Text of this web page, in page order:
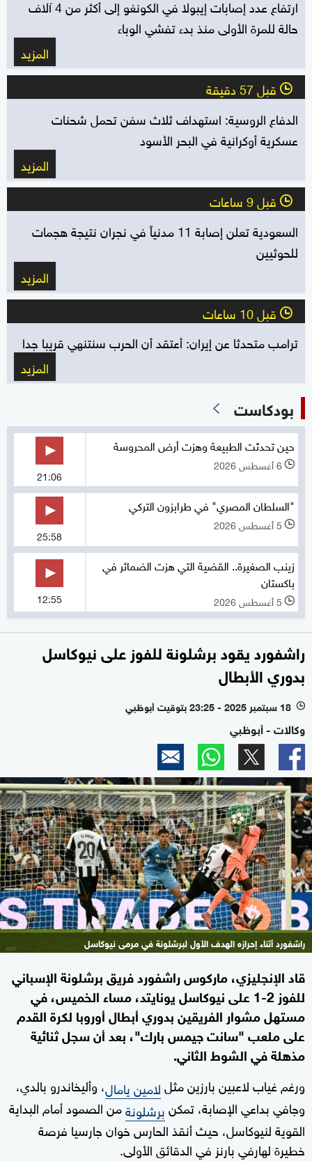
ارتفاع عدد إصابات إيبولا في الكونغو إلى أكثر من 4 آلاف
حالة للمرة الأولى منذ بدء تفشي الوباء
المزيد
l قبل 57 دقيقة
الدفاع الروسية: استهداف ثلاث سفن تحمل شحنات
عسكرية أوكرانية في البحر الأسود
المزيد
l قبل 9 ساعات
السعودية تعلن إصابة 11 مدنياً في نجران نتيجة هجمات
للحوثيين
المزيد
l قبل 10 ساعات
ترامب متحدثا عن إيران: أعتقد أن الحرب سنتنهي قريبا جدا
المزيد
بودكاست
حين تحدثت الطبيعة وهزت أرض المحروسة
l 6 أغسطس 2026
21:06
"السلطان المصري" في طرابزون التركي
l 5 أغسطس 2026
25:58
زينب الصغيرة.. القضية التي هزت الضمائر في
باكستان
l 5 أغسطس 2026 12:55
راشفورد يقود برشلونة للفوز على نيوكاسل
بدوري الأبطال
l 18 سبتمبر 2025 - 23:25 بتوقيت أبوظبي
وكالات - أبوظبي
راشفورد أثناء إحرازه الهدف الأول لبرشلونة في مرمى نيوكاسل
قاد الإنجليزي، ماركوس راشفورد فريق برشلونة الإسباني
للفوز 2-1 على نيوكاسل يونايتد، مساء الخميس، في
مستهل مشوار الفريقين بدوري أبطال أوروبا لكرة القدم
على ملعب "سانت جيمس بارك"، بعد أن سجل ثنائية
مذهلة في الشوط الثاني.
ورغم غياب لاعبين بارزين مثللامين يامال، وأليخاندرو بالدي،
وجافي بداعي الإصابة، تمكنبرشلونةمن الصمود أمام البداية
القوية لنيوكاسل، حيث أنقذ الحارس خوان جارسيا فرصة
خطيرة لهارفي بارنز في الدقائق الأولى.